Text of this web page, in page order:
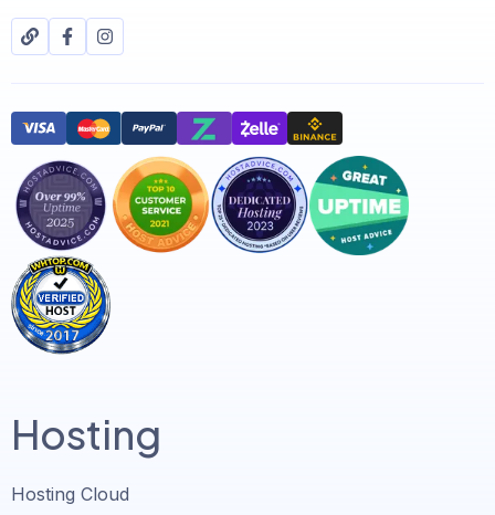
Hosting
Hosting Cloud